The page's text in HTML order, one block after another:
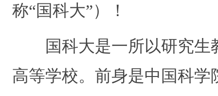
称“国科大”）！
国科大是一所以研究
高等学校。前身是中国科学